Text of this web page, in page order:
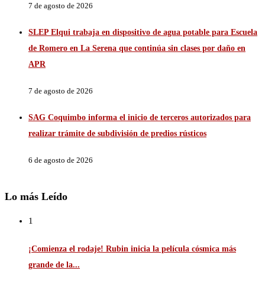
7 de agosto de 2026
SLEP Elqui trabaja en dispositivo de agua potable para Escuela
de Romero en La Serena que continúa sin clases por daño en
APR
7 de agosto de 2026
SAG Coquimbo informa el inicio de terceros autorizados para
realizar trámite de subdivisión de predios rústicos
6 de agosto de 2026
Lo más Leído
1
¡Comienza el rodaje! Rubin inicia la película cósmica más
grande de la...